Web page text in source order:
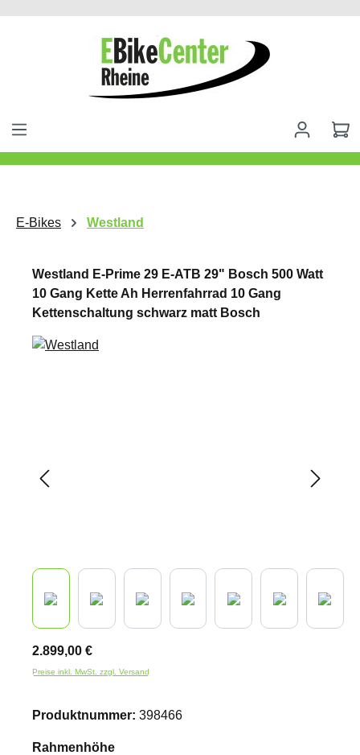
springen
E-Bikes Westland
Westland E-Prime 29 E-ATB 29" Bosch 500 Watt
10 Gang Kette Ah Herrenfahrrad 10 Gang
Kettenschaltung schwarz matt Bosch
2.899,00 €
Preise inkl. MwSt. zzgl. Versand
Produktnummer: 398466
Rahmenhöheauswählen